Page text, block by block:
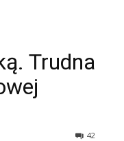
Trudna
42